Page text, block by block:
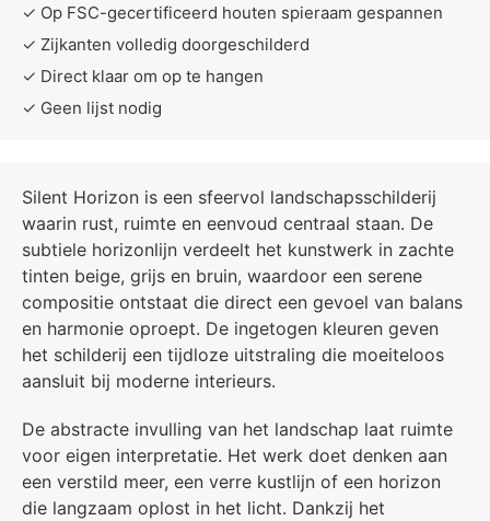
✓ Op FSC-gecertificeerd houten spieraam gespannen
✓ Zijkanten volledig doorgeschilderd
✓ Direct klaar om op te hangen
✓ Geen lijst nodig
Silent Horizon is een sfeervol landschapsschilderij
waarin rust, ruimte en eenvoud centraal staan. De
subtiele horizonlijn verdeelt het kunstwerk in zachte
tinten beige, grijs en bruin, waardoor een serene
compositie ontstaat die direct een gevoel van balans
en harmonie oproept. De ingetogen kleuren geven
het schilderij een tijdloze uitstraling die moeiteloos
aansluit bij moderne interieurs.
De abstracte invulling van het landschap laat ruimte
voor eigen interpretatie. Het werk doet denken aan
een verstild meer, een verre kustlijn of een horizon
die langzaam oplost in het licht. Dankzij het